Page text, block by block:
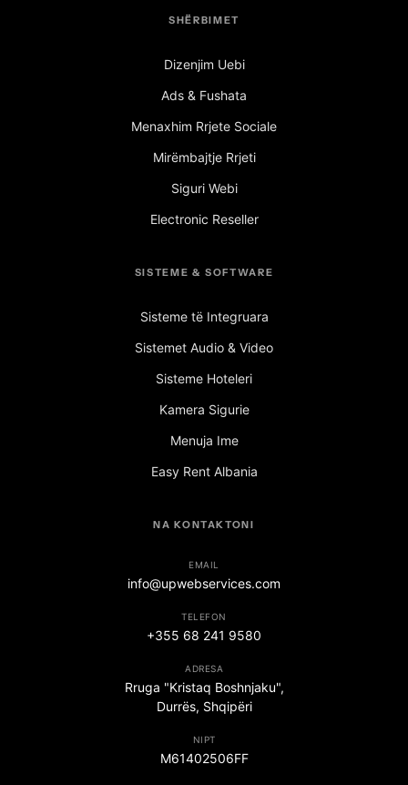
SHËRBIMET
Dizenjim Uebi
Ads & Fushata
Menaxhim Rrjete Sociale
Mirëmbajtje Rrjeti
Siguri Webi
Electronic Reseller
SISTEME & SOFTWARE
Sisteme të Integruara
Sistemet Audio & Video
Sisteme Hoteleri
Kamera Sigurie
Menuja Ime
Easy Rent Albania
NA KONTAKTONI
EMAIL
info@upwebservices.com
TELEFON
+355 68 241 9580
ADRESA
Rruga "Kristaq Boshnjaku",
Durrës, Shqipëri
NIPT
M61402506FF